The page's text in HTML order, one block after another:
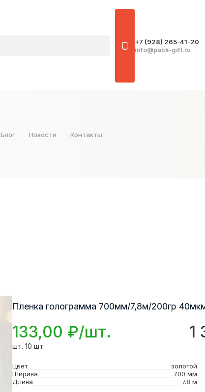
+7 (928) 265-41-20
info@pack-gift.ru
Блог Новости Контакты
Пленка голограмма 700мм/7,8м/200гр
133,00 ₽/шт. 1
шт. 10 шт.
Цвет
золотой
Ширина
700 мм
Длина
7.8 м